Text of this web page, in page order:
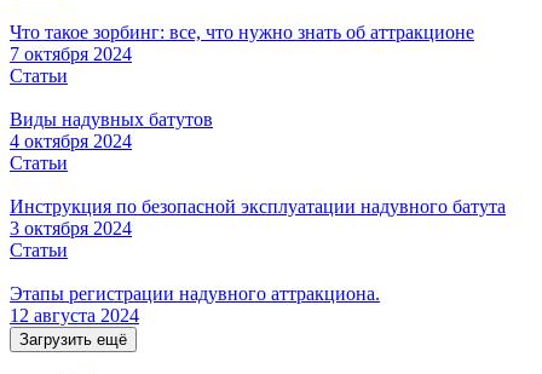
Что такое зорбинг: все, что нужно знать об аттракционе
7 октября 2024
Статьи
Виды надувных батутов
4 октября 2024
Статьи
Инструкция по безопасной эксплуатации надувного батута
3 октября 2024
Статьи
Этапы регистрации надувного аттракциона.
12 августа 2024
Загрузить ещё